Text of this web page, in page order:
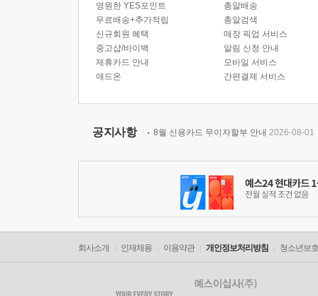
영원한 YES포인트
무료배송+추가적립
신규회원 혜택
중고샵/바이백
제휴카드 안내
애드온
총알배송
총알검색
매장 픽업 서비스
알림 신청 안내
모바일 서비스
간편결제 서비스
공지사항 8월 신용카드 무이자할부 안내 2026-08-01
회사소개 인재채용 이용약관 개인정보처리방침 청소년보